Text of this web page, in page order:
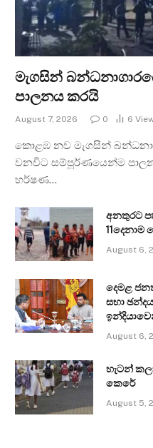
මැගසින්
පාලනය කරයි
August 7, 2026 0 6
කොළඹ නව මැගසින්
වනවිට සම්පූර්ණයෙන්ම
හර්ෂණ…
අනතුරට
11දෙනාම
August 6,
දෙමළ
සභා
August 6,
හැටන්
කෙරේ
August 5,